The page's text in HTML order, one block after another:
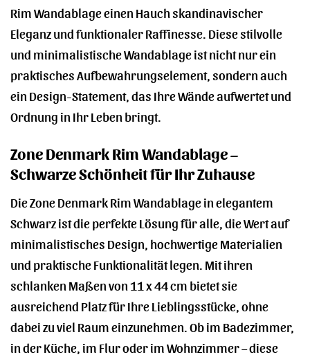
Rim Wandablage einen Hauch skandinavischer
Eleganz und funktionaler Raffinesse. Diese stilvolle
und minimalistische Wandablage ist nicht nur ein
praktisches Aufbewahrungselement, sondern auch
ein Design-Statement, das Ihre Wände aufwertet und
Ordnung in Ihr Leben bringt.
Zone Denmark Rim Wandablage –
Schwarze Schönheit für Ihr Zuhause
Die Zone Denmark Rim Wandablage in elegantem
Schwarz ist die perfekte Lösung für alle, die Wert auf
minimalistisches Design, hochwertige Materialien
und praktische Funktionalität legen. Mit ihren
schlanken Maßen von 11 x 44 cm bietet sie
ausreichend Platz für Ihre Lieblingsstücke, ohne
dabei zu viel Raum einzunehmen. Ob im Badezimmer,
in der Küche, im Flur oder im Wohnzimmer – diese